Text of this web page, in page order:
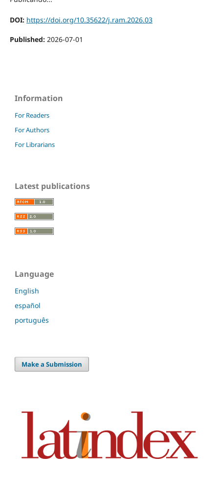
DOI: https://doi.org/10.35622/j.ram.2026.03
Published: 2026-07-01
Information
For Readers
For Authors
For Librarians
Latest publications
Language
English
español
português
Make a Submission